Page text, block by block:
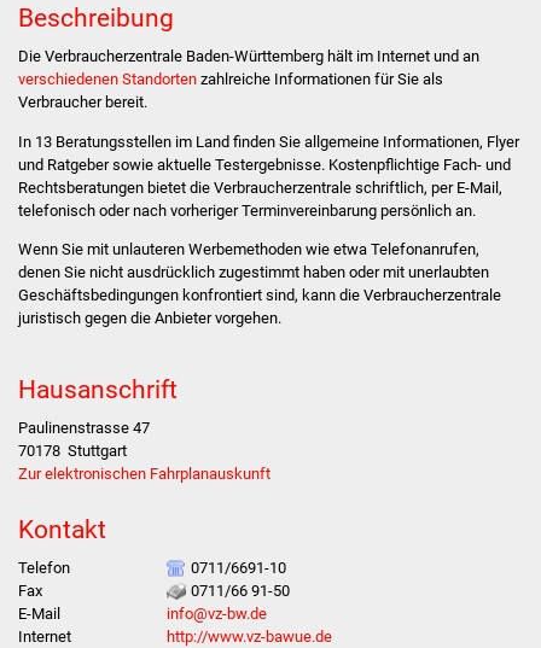
Ansprechpartner
Stellenangebote
Kontakt
Veröffentlichungen
Partnerstädte
Beschreibung
Die Verbraucherzentrale Baden-Württemberg hält im Internet und an
verschiedenen Standorten zahlreiche Informationen für Sie als
Verbraucher bereit.
In 13 Beratungsstellen im Land finden Sie allgemeine Informationen, Flyer
und Ratgeber sowie aktuelle Testergebnisse. Kostenpflichtige Fach- und
Rechtsberatungen bietet die Verbraucherzentrale schriftlich, per E-Mail,
telefonisch oder nach vorheriger Terminvereinbarung persönlich an.
Wenn Sie mit unlauteren Werbemethoden wie etwa Telefonanrufen,
denen Sie nicht ausdrücklich zugestimmt haben oder mit unerlaubten
Geschäftsbedingungen konfrontiert sind, kann die Verbraucherzentrale
juristisch gegen die Anbieter vorgehen.
Hausanschrift
Paulinenstrasse 47
70178 Stuttgart
Zur elektronischen Fahrplanauskunft
Kontakt
Telefon
0711/6691-10
Fax
0711/66 91-50
E-Mail
info@vz-bw.de
Internet
http://www.vz-bawue.de